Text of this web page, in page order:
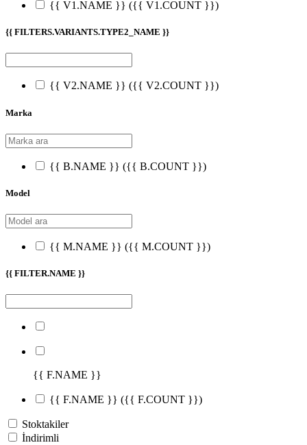
{{ V1.NAME }} ({{ V1.COUNT }})
{{ FILTERS.VARIANTS.TYPE2_NAME }}
{{ V2.NAME }} ({{ V2.COUNT }})
Marka
{{ B.NAME }} ({{ B.COUNT }})
Model
{{ M.NAME }} ({{ M.COUNT }})
{{ FILTER.NAME }}
{{ F.NAME }}
{{ F.NAME }} ({{ F.COUNT }})
Stoktakiler
İndirimli